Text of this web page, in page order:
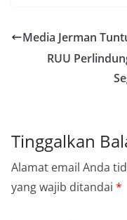
Media Jerman
RUU
Tinggalkan
Alamat email Anda
yang wajib ditandai *